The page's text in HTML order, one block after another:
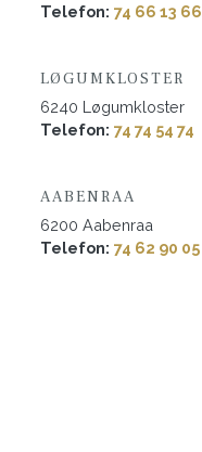
​Telefon: 74 66 13 66
LØGUMKLOSTER
​6240 Løgumkloster
​Telefon: 74 74 54 74
AABENRAA
​6200 Aabenraa
​Telefon: 74 62 90 05